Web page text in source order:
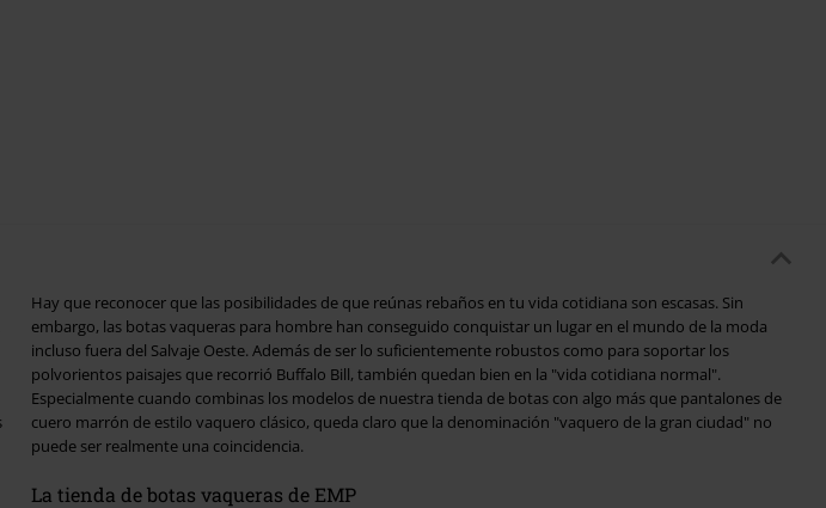
Hay que reconocer que las posibilidades de que reúnas rebaños en tu vida cotidiana son escasas. Sin
embargo, las botas vaqueras para hombre han conseguido conquistar un lugar en el mundo de la moda
incluso fuera del Salvaje Oeste. Además de ser lo suficientemente robustos como para soportar los
polvorientos paisajes que recorrió Buffalo Bill, también quedan bien en la "vida cotidiana normal".
Especialmente cuando combinas los modelos de nuestra tienda de botas con algo más que pantalones de
cuero marrón de estilo vaquero clásico, queda claro que la denominación "vaquero de la gran ciudad" no
puede ser realmente una coincidencia.
La tienda de botas vaqueras de EMP